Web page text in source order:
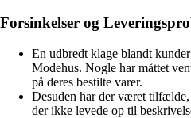
Forsinkelser og
En udbredt klage blandt
Modehus. Nogle har måttet
på deres bestilte varer.
Desuden har der været
der ikke levede op til